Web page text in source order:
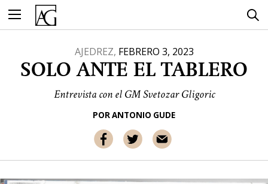
contenido
AJEDREZ, FEBRERO 3, 2023
SOLO ANTE EL TABLERO
Entrevista con el GM Svetozar Gligoric
PORANTONIO GUDE